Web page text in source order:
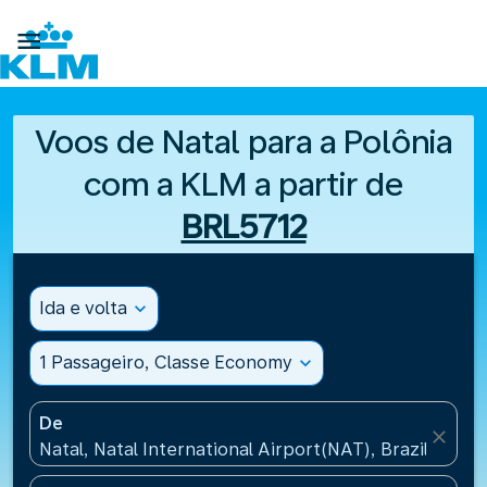

Voos de Natal para a Polônia
com a KLM a partir de
BRL5712
Ida e volta expand_more
1 Passageiro, Classe Economy expand_more
De
Natal, Natal International Airport(NAT), Brazil
close